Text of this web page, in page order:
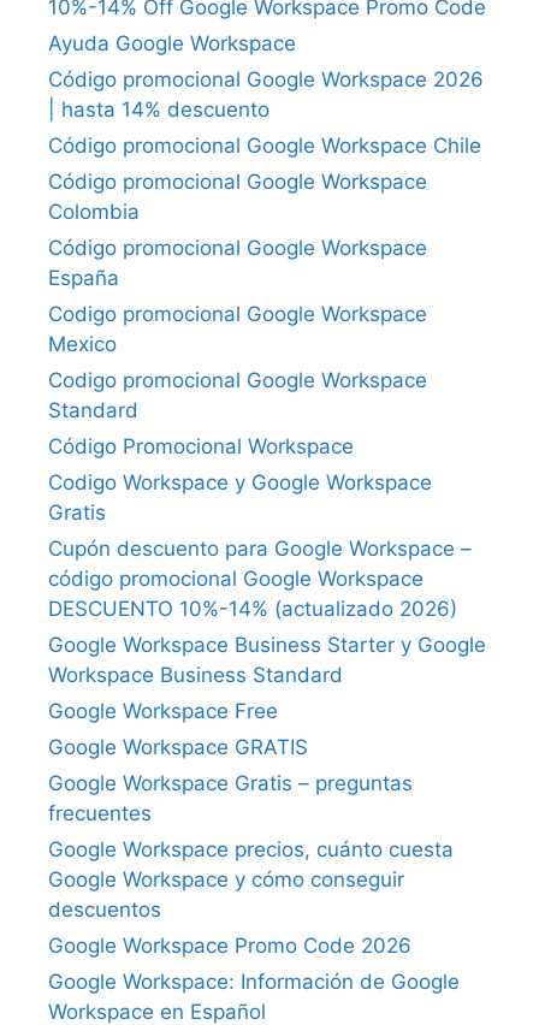
10%-14% Off Google Workspace Promo Code
Ayuda Google Workspace
Código promocional Google Workspace 2026
| hasta 14% descuento
Código promocional Google Workspace Chile
Código promocional Google Workspace
Colombia
Código promocional Google Workspace
España
Codigo promocional Google Workspace
Mexico
Codigo promocional Google Workspace
Standard
Código Promocional Workspace
Codigo Workspace y Google Workspace
Gratis
Cupón descuento para Google Workspace –
código promocional Google Workspace
DESCUENTO 10%-14% (actualizado 2026)
Google Workspace Business Starter y Google
Workspace Business Standard
Google Workspace Free
Google Workspace GRATIS
Google Workspace Gratis – preguntas
frecuentes
Google Workspace precios, cuánto cuesta
Google Workspace y cómo conseguir
descuentos
Google Workspace Promo Code 2026
Google Workspace: Información de Google
Workspace en Español